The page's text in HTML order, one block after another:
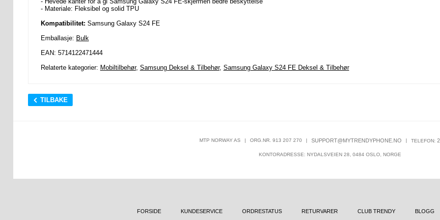
- Materiale: Fleksibel og solid TPU
Kompatibilitet: Samsung Galaxy S24 FE
Emballasje: Bulk
EAN: 5714122471444
Relaterte kategorier: Mobiltilbehør, Samsung Deksel & Tilbehør, Samsung Galaxy S24 FE Deksel & Tilbehør
TILBAKE
MTP NORWAY AS | ORG.NR. 913 207 270 | SUPPORT@MYTRENDYPHONE.NO | TELEFON:
KONTORADRESSE: NYDALSVEIEN 28, 0484 OSLO, NORGE
FORSIDE KUNDESERVICE ORDRESTATUS RETURVARER CLUB TRENDY BLOGG